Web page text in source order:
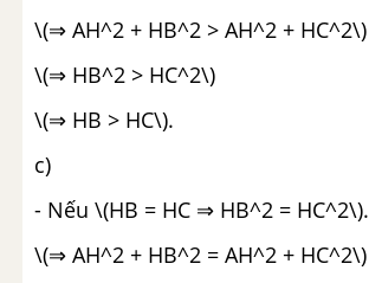
\(⇒ AH^2 + HB^2 > AH^2 + HC^2\)
\(⇒ HB^2 > HC^2\)
\(⇒ HB > HC\).
c)
- Nếu \(HB = HC ⇒ HB^2 = HC^2\).
\(⇒ AH^2 + HB^2 = AH^2 + HC^2\)